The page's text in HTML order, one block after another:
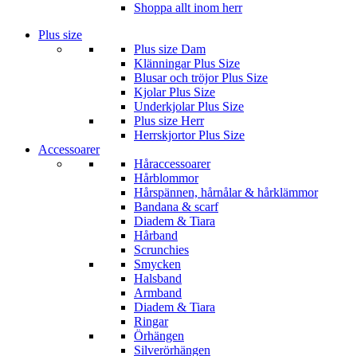
Shoppa allt inom herr
Plus size
Plus size Dam
Klänningar Plus Size
Blusar och tröjor Plus Size
Kjolar Plus Size
Underkjolar Plus Size
Plus size Herr
Herrskjortor Plus Size
Accessoarer
Håraccessoarer
Hårblommor
Hårspännen, hårnålar & hårklämmor
Bandana & scarf
Diadem & Tiara
Hårband
Scrunchies
Smycken
Halsband
Armband
Diadem & Tiara
Ringar
Örhängen
Silverörhängen